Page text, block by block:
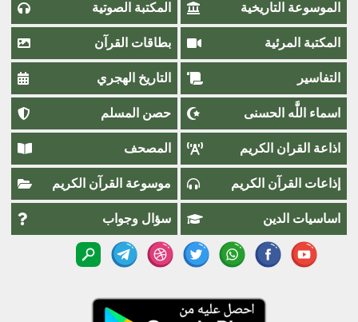
الموسوعة التاريخية المكتبة الصوتية
المكتبة المرئية بطاقات القرآن
التفاسير التاريخ الهجري
اسماء اللَّٰه الحسنى حصن المسلم
اذاعة القران الكريم المصحف
إذاعات القرآن الكريم موسوعة القرآن الكريم
اساسيات الدين سؤال وجواب